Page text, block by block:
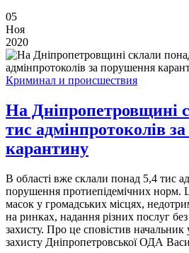
05
Ноя
2020
Криминал и происшествия
На Дніпропетровщині
тис адмінпротоколів
карантину
В області вже склали понад 5,4 тис
порушення протиепідемічних норм.
масок у громадських місцях,
на ринках, надання різних послуг без
захисту. Про це сповістив начальник
захисту Дніпропетровської ОДА